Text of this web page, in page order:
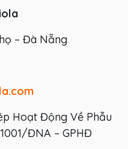
– Đà Nẵng
Hoạt Động Về Phẫu
ĐNA – GPHĐ